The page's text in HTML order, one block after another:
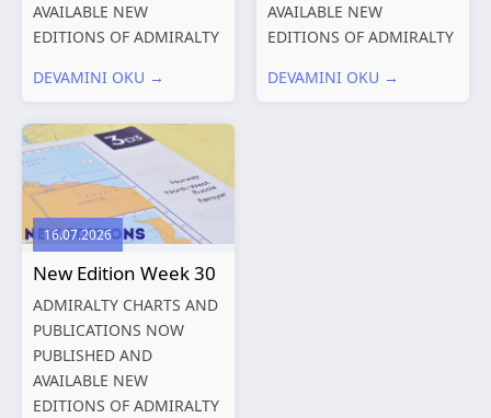
AVAILABLE NEW
EDITIONS OF ADMIRALTY
PUBLICATIONS New
Charts published 06
August 2026 Chart Title,
limits and other remarks
1602 China – Chang...
DEVAMINI OKU →
AVAILABLE NEW
EDITIONS OF ADMIRALTY
PUBLICATIONS New
DEVAMINI OKU →
16.07.2026
New Edition Week 30
ADMIRALTY CHARTS AND
PUBLICATIONS NOW
PUBLISHED AND
AVAILABLE NEW
EDITIONS OF ADMIRALTY